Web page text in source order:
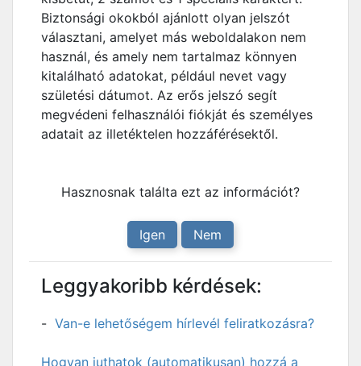
Biztonsági okokból ajánlott olyan jelszót
választani, amelyet más weboldalakon nem
használ, és amely nem tartalmaz könnyen
kitalálható adatokat, például nevet vagy
születési dátumot. Az erős jelszó segít
megvédeni felhasználói fiókját és személyes
adatait az illetéktelen hozzáférésektől.
Hasznosnak találta ezt az információt?
Igen Nem
Leggyakoribb kérdések:
Van-e lehetőségem hírlevél feliratkozásra?
Hogyan juthatok (automatikusan) hozzá a